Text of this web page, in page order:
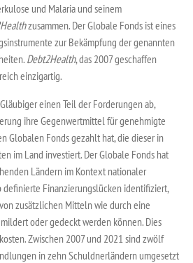
und Malaria und seinem
zusammen. Der Globale Fonds ist eines
zur Bekämpfung der genannten
Debt2Health, das 2007 geschaffen
einzigartig.
einen Teil der Forderungen ab,
ihre Gegenwertmittel für genehmigte
Globalen Fonds gezahlt hat, die dieser in
im Land investiert. Der Globale Fonds hat
Ländern im Kontext nationaler
definierte Finanzierungslücken identifiziert,
zusätzlichen Mitteln wie durch eine
oder gedeckt werden können. Dies
Zwischen 2007 und 2021 sind zwölf
in zehn Schuldnerländern umgesetzt